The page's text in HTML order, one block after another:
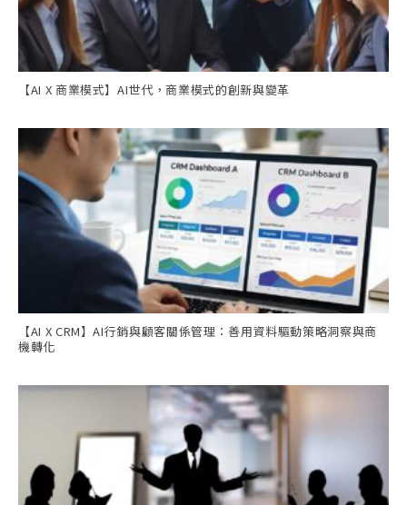
【AI X 商業模式】AI世代，商業模式的創新與變革
【AI X CRM】AI行銷與顧客關係管理：善用資料驅動策略洞察與商
機轉化